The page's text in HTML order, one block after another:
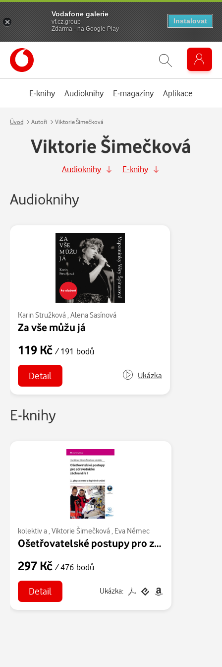
E-knihy Audioknihy E-magazíny Aplikace
Úvod Autoři Viktorie Šimečková
Viktorie Šimečková
Audioknihy E-knihy
Audioknihy
Karin Stružková , Alena Sasínová
Za vše můžu já
119 Kč / 191 bodů
Detail Ukázka
E-knihy
kolektiv a Viktorie Šimečková Eva Němec
Ošetřovatelské postupy pro zdravotnické záchranáře I
297 Kč / 476 bodů
Detail Ukázka:
Vodafone galerie
vf.cz.group
Zdarma - na Google Play
Instalovat